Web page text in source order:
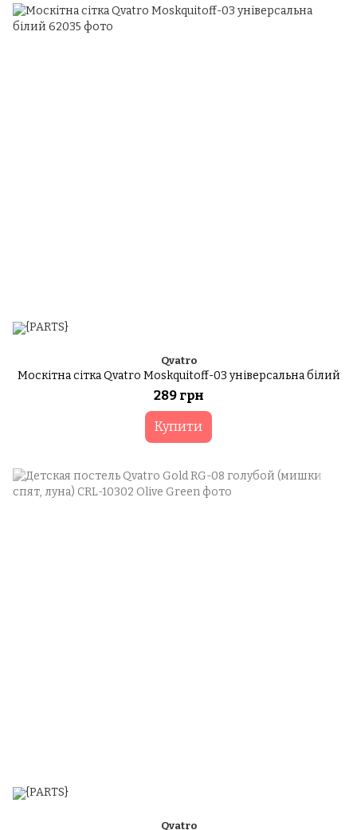
Qvatro
Москітна сітка Qvatro Moskquitoff-03 універсальна білий
289 грн
Купити
Qvatro